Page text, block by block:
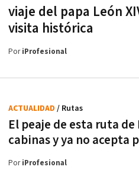
viaje del papa León
visita histórica
PoriProfesional
El peaje de esta ruta
cabinas y ya no acepta
ACTUALIDAD / Rutas
PoriProfesional